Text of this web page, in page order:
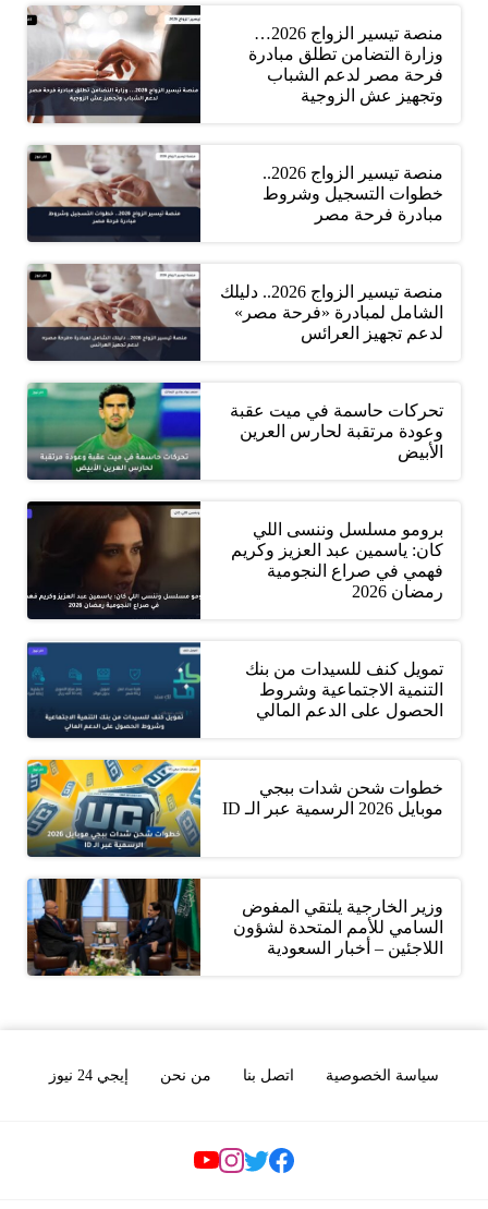
منصة تيسير الزواج 2026…
وزارة التضامن تطلق مبادرة
فرحة مصر لدعم الشباب
وتجهيز عش الزوجية
منصة تيسير الزواج 2026..
خطوات التسجيل وشروط
مبادرة فرحة مصر
منصة تيسير الزواج 2026.. دليلك
الشامل لمبادرة «فرحة مصر»
لدعم تجهيز العرائس
تحركات حاسمة في ميت عقبة
وعودة مرتقبة لحارس العرين
الأبيض
برومو مسلسل وننسى اللي
كان: ياسمين عبد العزيز وكريم
فهمي في صراع النجومية
رمضان 2026
تمويل كنف للسيدات من بنك
التنمية الاجتماعية وشروط
الحصول على الدعم المالي
خطوات شحن شدات ببجي
موبايل 2026 الرسمية عبر الـ ID
وزير الخارجية يلتقي المفوض
السامي للأمم المتحدة لشؤون
اللاجئين – أخبار السعودية
سياسة الخصوصية اتصل بنا من نحن إيجي 24 نيوز
Social Links